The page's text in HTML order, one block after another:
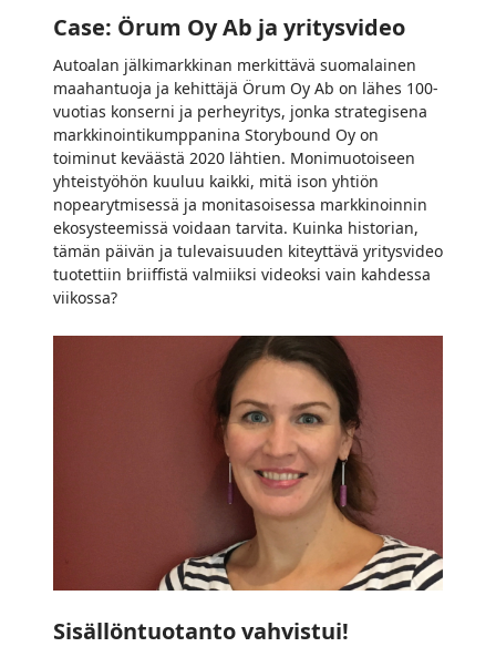
Case: Örum Oy Ab ja yritysvideo
Autoalan jälkimarkkinan merkittävä suomalainen
maahantuoja ja kehittäjä Örum Oy Ab on lähes 100-
vuotias konserni ja perheyritys, jonka strategisena
markkinointikumppanina Storybound Oy on
toiminut keväästä 2020 lähtien. Monimuotoiseen
yhteistyöhön kuuluu kaikki, mitä ison yhtiön
nopearytmisessä ja monitasoisessa markkinoinnin
ekosysteemissä voidaan tarvita. Kuinka historian,
tämän päivän ja tulevaisuuden kiteyttävä yritysvideo
tuotettiin briiffistä valmiiksi videoksi vain kahdessa
viikossa?
Sisällöntuotanto vahvistui!